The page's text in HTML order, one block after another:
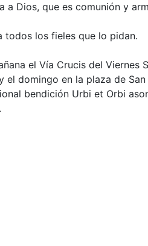
Dios, que es comunión y
todos los fieles que lo pidan.
el Vía Crucis del Viernes
el domingo en la plaza de
bendición Urbi et Orbi